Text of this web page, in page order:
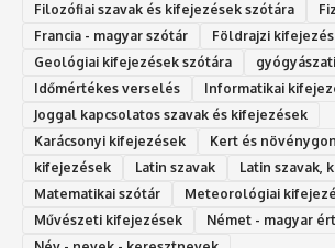
Filozófiai szavak és kifejezések szótára
Francia - magyar szótár
Földrajzi
Geológiai kifejezések szótára
Időmértékes verselés
Informatikai
Joggal kapcsolatos szavak és kifejezések
Karácsonyi kifejezések
Kert és
kifejezések
Latin szavak
Latin szavak,
Matematikai szótár
Meteorológiai
Művészeti kifejezések
Német - magyar